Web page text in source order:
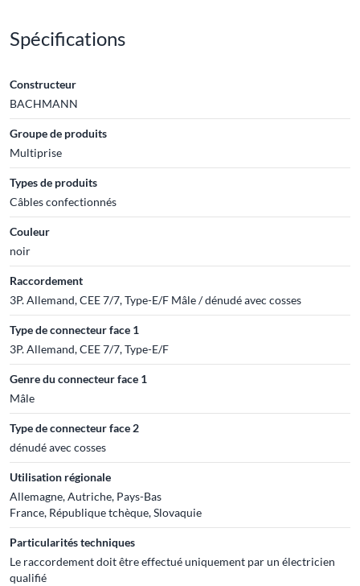
Spécifications
Constructeur
BACHMANN
Groupe de produits
Multiprise
Types de produits
Câbles confectionnés
Couleur
noir
Raccordement
3P. Allemand, CEE 7/7, Type-E/F Mâle / dénudé avec cosses
Type de connecteur face 1
3P. Allemand, CEE 7/7, Type-E/F
Genre du connecteur face 1
Mâle
Type de connecteur face 2
dénudé avec cosses
Utilisation régionale
Allemagne, Autriche, Pays-Bas
France, République tchèque, Slovaquie
Particularités techniques
Le raccordement doit être effectué uniquement par un électricien
qualifié